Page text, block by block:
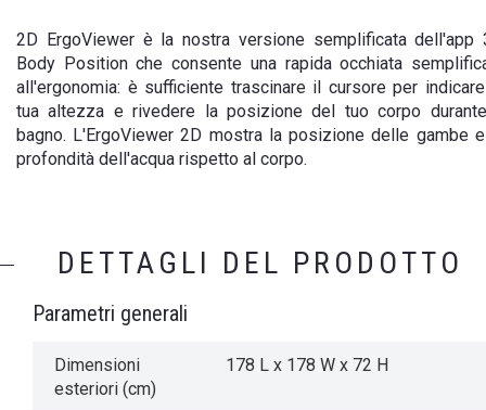
2D ErgoViewer è la nostra versione semplificata dell'app
Body Position che consente una rapida occhiata
all'ergonomia: è sufficiente trascinare il cursore per
tua altezza e rivedere la posizione del tuo corpo
bagno. L'ErgoViewer 2D mostra la posizione delle gambe
profondità dell'acqua rispetto al corpo.
DETTAGLI DEL PRODOTTO
Parametri generali
Dimensioni
esteriori (cm)
178 L x 178 W x 72 H